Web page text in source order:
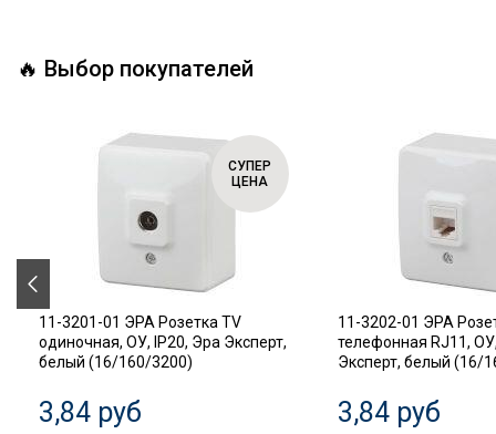
🔥 Выбор покупателей
СУПЕР
ЦЕНА
11-3201-01 ЭРА Розетка TV
одиночная, ОУ, IP20, Эра Эксперт,
белый (16/160/3200)
3,84 руб
11-3202-01 ЭРА
телефонная RJ11,
Эксперт, белый (16/
3,84 руб